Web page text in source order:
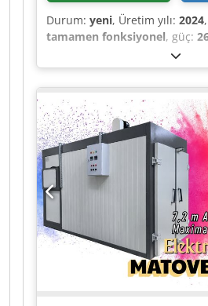
Durum: yeni, Üretim yılı: 2024
tamamen fonksiyonel, güç:
, iç genişlik:
yükseklik:1.600 mm, toplam
toplam genişlik:1.702 mm,
2.593 mm
, tahrik tipi: elektrikli
elektrikli, ısıtma kapasitesi:
Donanım:CE işareti,
⭐⭐⭐⭐⭐ ⚡ Top Service ⚡
Professional Support! ✈️
calculated separately
address. Please contact us for
shipping quote. ✅
in stock ✅ Brand new,
industrial product ✅ Proton
GmbH is the sole authorized
distributor for Matech
warranty Available from